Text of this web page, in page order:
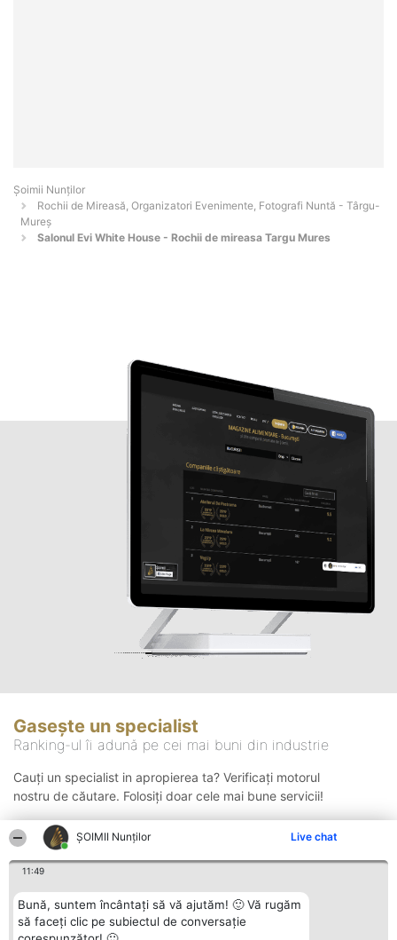
ȘOIMII Nunților Live chat
11:49
Bună, suntem încântați să vă ajutăm! 🙂 Vă rugăm
să faceți clic pe subiectul de conversație
Șoimii Nunților
Rochii de Mireasă, Organizatori Evenimente, Fotografi Nuntă - Târgu-
Mureş
Salonul Evi White House - Rochii de mireasa Targu Mures
Gasește un specialist
Ranking-ul îi adună pe cei mai buni din industrie
Cauți un specialist in apropierea ta? Verificați motorul
nostru de căutare. Folosiți doar cele mai bune servicii!